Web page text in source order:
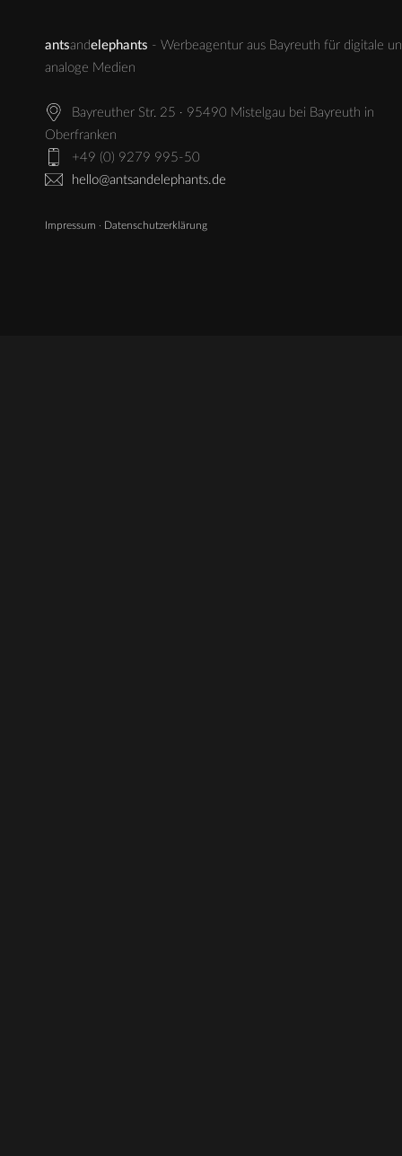
antsandelephants - Werbeagentur aus Bayreuth für digitale
analoge Medien
Bayreuther Str. 25 · 95490 Mistelgau bei Bayreuth in
Oberfranken
+49 (0) 9279 995-50
hello@antsandelephants.de
Impressum · Datenschutzerklärung